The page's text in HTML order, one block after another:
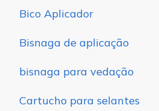
Bico Aplicador
Bisnaga de aplicação
bisnaga para vedação
Cartucho para selantes